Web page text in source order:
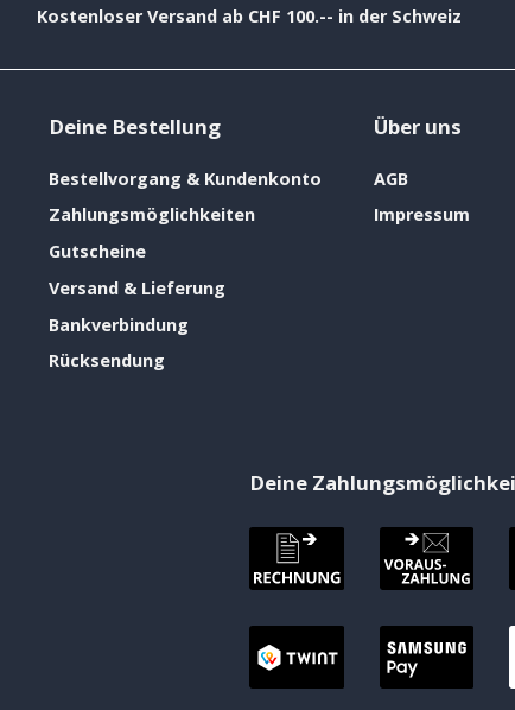
Kostenloser Versand ab CHF 100.-- in der Schweiz
Deine Bestellung
Bestellvorgang & Kundenkonto
Zahlungsmöglichkeiten
Gutscheine
Versand & Lieferung
Bankverbindung
Rücksendung
Über uns
AGB
Impressum
Deine